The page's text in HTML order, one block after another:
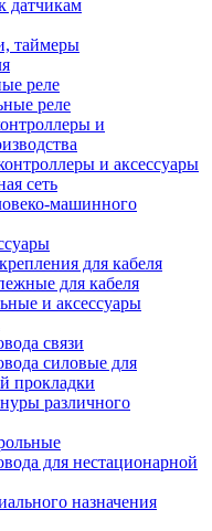
датчикам
таймеры
реле
реле
и
и аксессуары
сеть
машинного
для кабеля
для кабеля
и аксессуары
связи
силовые для
прокладки
различного
для нестационарной
назначения